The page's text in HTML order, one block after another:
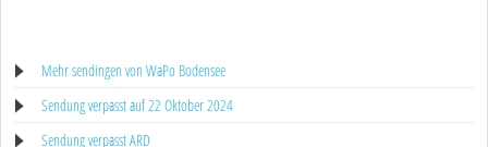
Mehr sendingen von WaPo Bodensee
Sendung verpasst auf 22 Oktober 2024
Sendung verpasst ARD